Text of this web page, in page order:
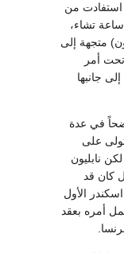
استفادت من
تشاء،
الغليون) متجهة إلى
أسطولها تحت أمر
جانبها
في عدة
على
نابليون
كان قد
الأول
1805 وقع معاهدة تحالف مع السويد التي كانت بَدَوْرها متحالفة مع إنجلترا. وفي 11 يوليو أكمل أمره بعقد